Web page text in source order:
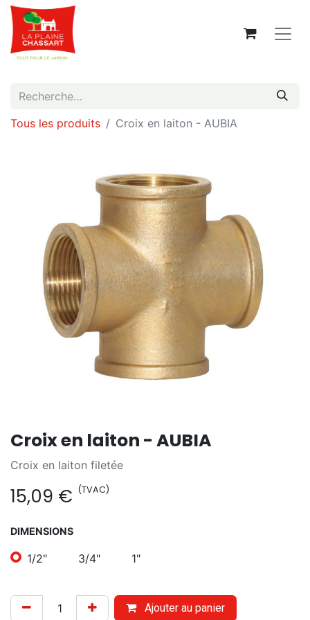
Tous les produits Croix en laiton - AUBIA
Croix en laiton - AUBIA
Croix en laiton filetée
15,09 € (TVAC)
DIMENSIONS
1/2" 3/4" 1"
Ajouter au panier